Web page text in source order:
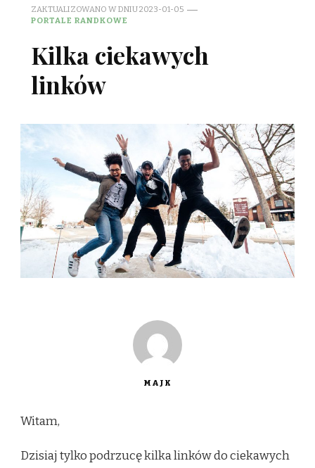
ZAKTUALIZOWANO W DNIU2023-01-05
PORTALE RANDKOWE
Kilka ciekawych
linków
MAJK
Witam,
Dzisiaj tylko podrzucę kilka linków do ciekawych